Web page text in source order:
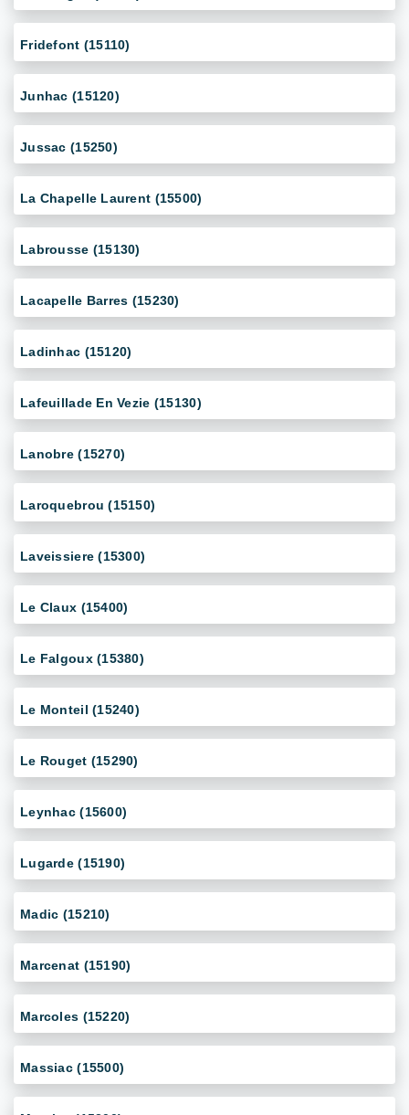
Fridefont (15110)
Junhac (15120)
Jussac (15250)
La Chapelle Laurent (15500)
Labrousse (15130)
Lacapelle Barres (15230)
Ladinhac (15120)
Lafeuillade En Vezie (15130)
Lanobre (15270)
Laroquebrou (15150)
Laveissiere (15300)
Le Claux (15400)
Le Falgoux (15380)
Le Monteil (15240)
Le Rouget (15290)
Leynhac (15600)
Lugarde (15190)
Madic (15210)
Marcenat (15190)
Marcoles (15220)
Massiac (15500)